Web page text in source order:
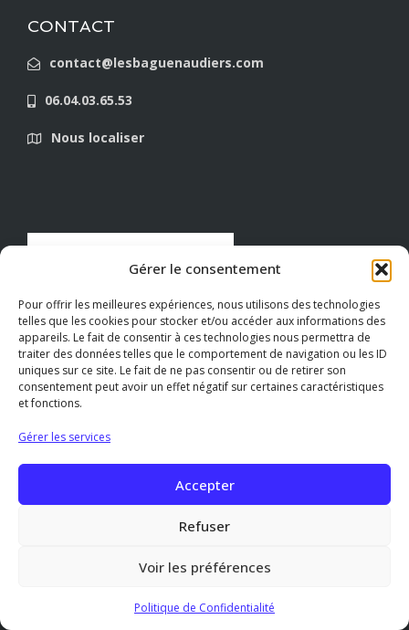
Gérer le consentement
Pour offrir les meilleures expériences, nous utilisons des technologies
telles que les cookies pour stocker et/ou accéder aux informations des
appareils. Le fait de consentir à ces technologies nous permettra de
traiter des données telles que le comportement de navigation ou les ID
uniques sur ce site. Le fait de ne pas consentir ou de retirer son
consentement peut avoir un effet négatif sur certaines caractéristiques
et fonctions.
Gérer les services
Accepter
Refuser
Voir les préférences
Politique de Confidentialité
CONTACT
contact@lesbaguenaudiers.com
06.04.03.65.53
Nous localiser
PAIEMENTS ACCEPTÉS
Chèque-vacances
MasterCard